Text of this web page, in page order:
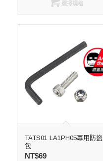
選擇規格
TATS01 LA1PH05專用防盜
包
NT$69